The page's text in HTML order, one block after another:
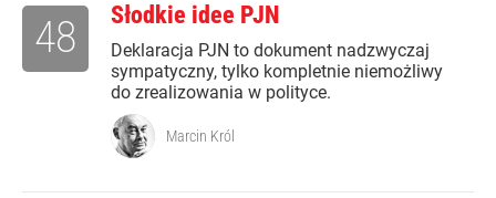
Słodkie idee PJN
Deklaracja PJN to dokument nadzwyczaj
sympatyczny, tylko kompletnie niemożliwy
do zrealizowania w polityce.
48
Marcin Król